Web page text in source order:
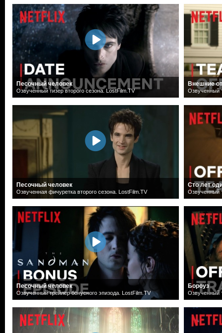
Песочный человек
Озвученный тизер второго сезона. LostFilm.TV
Песочный человек
Озвученная фичуретка второго сезона. LostFilm.TV
Песочный человек
Озвученный трейлер бонусного эпизода. LostFilm.TV
Внешние
Озвученный
Сто лет
Озвученный
Бороуз
Озвученный